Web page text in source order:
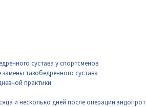
сустава у спортсменов
тазобедренного сустава
практики
и несколько дней после операции